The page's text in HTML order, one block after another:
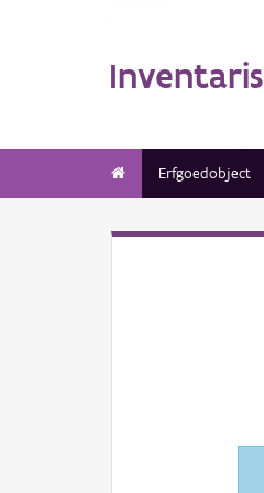
Inventaris
Erfgoedobject